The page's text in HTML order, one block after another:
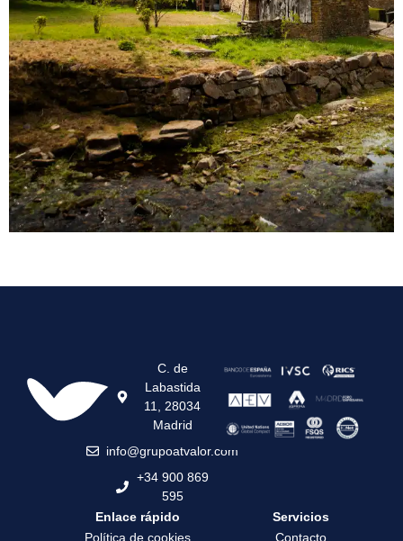
C. de
Labastida
11, 28034
Madrid
info@grupoatvalor.com
+34 900 869
595
Servicios
Contacto
Enlace rápido
Política de cookies